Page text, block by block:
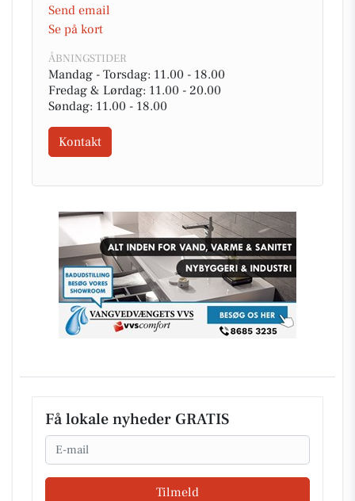
Send email
Se på kort
ÅBNINGSTIDER
Mandag - Torsdag: 11.00 - 18.00
Fredag & Lørdag: 11.00 - 20.00
Søndag: 11.00 - 18.00
Kontakt
Få lokale nyheder GRATIS
Email
Tilmeld